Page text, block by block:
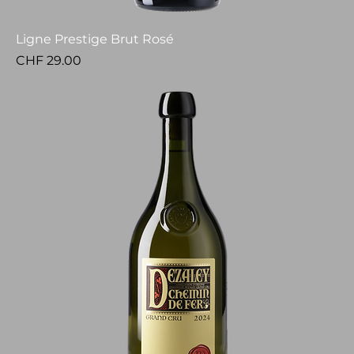
Ligne Prestige Brut Rosé
Price
CHF 29.00